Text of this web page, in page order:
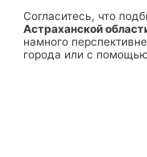
Согласитесь, что
Астраханской
намного
города или с